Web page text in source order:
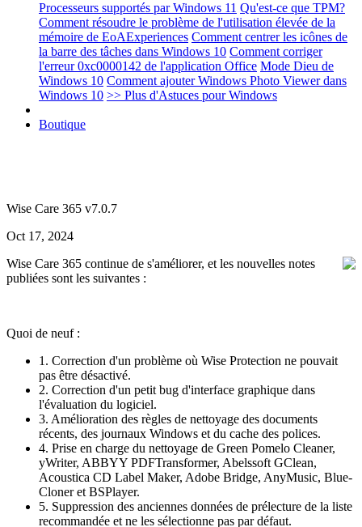
Processeurs supportés par Windows 11 Qu'est-ce que TPM?
Comment résoudre le problème de l'utilisation élevée de la
mémoire de EoAExperiences Comment centrer les icônes de
la barre des tâches dans Windows 10 Comment corriger
l'erreur 0xc0000142 de l'application Office Mode Dieu de
Windows 10 Comment ajouter Windows Photo Viewer dans
Windows 10 >> Plus d'Astuces pour Windows
Boutique
Wise Care 365 v7.0.7
Oct 17, 2024
Wise Care 365 continue de s'améliorer, et les nouvelles notes
publiées sont les suivantes :
Quoi de neuf :
1. Correction d'un problème où Wise Protection ne pouvait
pas être désactivé.
2. Correction d'un petit bug d'interface graphique dans
l'évaluation du logiciel.
3. Amélioration des règles de nettoyage des documents
récents, des journaux Windows et du cache des polices.
4. Prise en charge du nettoyage de Green Pomelo Cleaner,
yWriter, ABBYY PDFTransformer, Abelssoft GClean,
Acoustica CD Label Maker, Adobe Bridge, AnyMusic, Blue-
Cloner et BSPlayer.
5. Suppression des anciennes données de prélecture de la liste
recommandée et ne les sélectionne pas par défaut.